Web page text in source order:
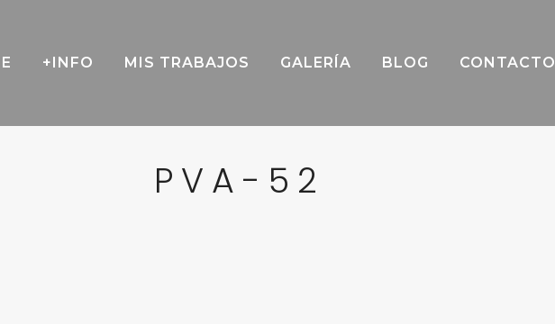
+INFO MIS TRABAJOS GALERÍA BLOG CONTACTO
PVA-52